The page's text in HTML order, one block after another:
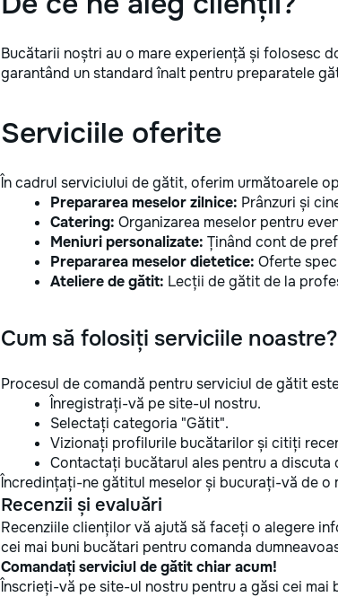
Bucătarii noștri au o mare experiență și folosesc
garantând un standard înalt pentru preparatele
Serviciile oferite
În cadrul serviciului de gătit, oferim următoarele
Prepararea meselor zilnice: Prânzuri și
Catering: Organizarea meselor pentru
Meniuri personalizate: Ținând cont de
Prepararea meselor dietetice: Oferte
Ateliere de gătit: Lecții de gătit de la
Cum să folosiți serviciile noastre?
Procesul de comandă pentru serviciul de gătit
Înregistrați-vă pe site-ul nostru.
Selectați categoria "Gătit".
Vizionați profilurile bucătarilor și citiți
Contactați bucătarul ales pentru a discuta
Încredințați-ne gătitul meselor și bucurați-vă de o
Recenzii și evaluări
Recenziile clienților vă ajută să faceți o alegere
cei mai buni bucătari pentru comanda
Comandați serviciul de gătit chiar acum!
Înscrieți-vă pe site-ul nostru pentru a găsi cei mai